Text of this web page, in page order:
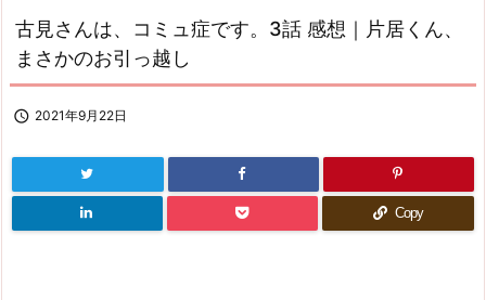
検索
古見さんは、コミュ症です。3話 感想｜片居くん、
まさかのお引っ越し
 2021年9月22日
Copy